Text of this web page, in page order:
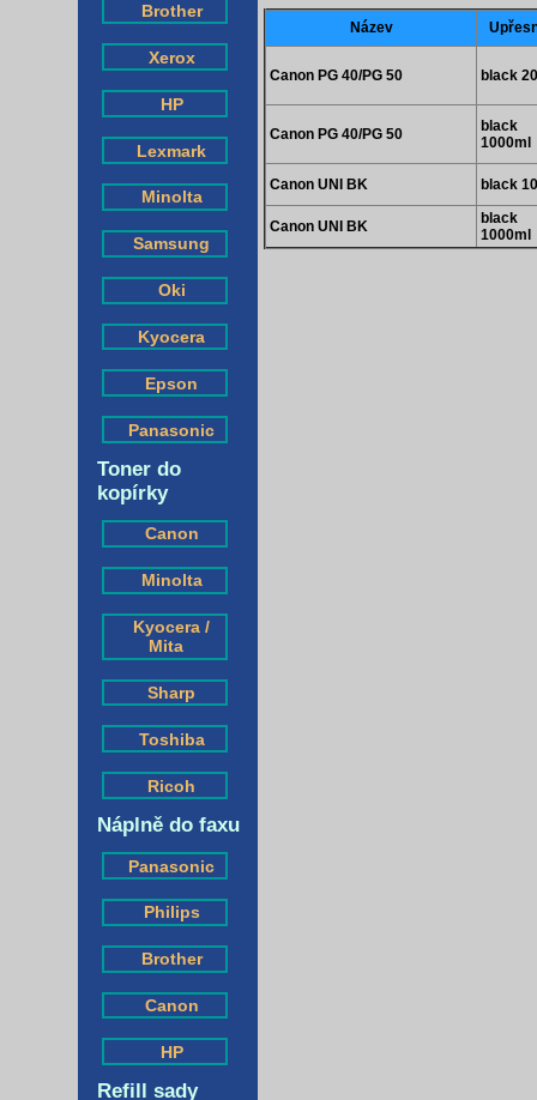
Brother
Xerox
HP
Lexmark
Minolta
Samsung
Oki
Kyocera
Epson
Panasonic
Toner do
kopírky
Canon
Minolta
Kyocera /
Mita
Sharp
Toshiba
Ricoh
Náplně do faxu
Panasonic
Philips
Brother
Canon
HP
Refill sady
Název
Canon PG 40/PG 50 black
Canon PG 40/PG 50
black
1000ml
Canon UNI BK black
Canon UNI BK
black
1000ml